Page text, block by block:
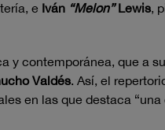
e Iván “Melon”Lewis,
y contemporánea, que a
Valdés. Así, el
en las que destaca